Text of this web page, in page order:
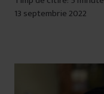
13 septembrie 2022